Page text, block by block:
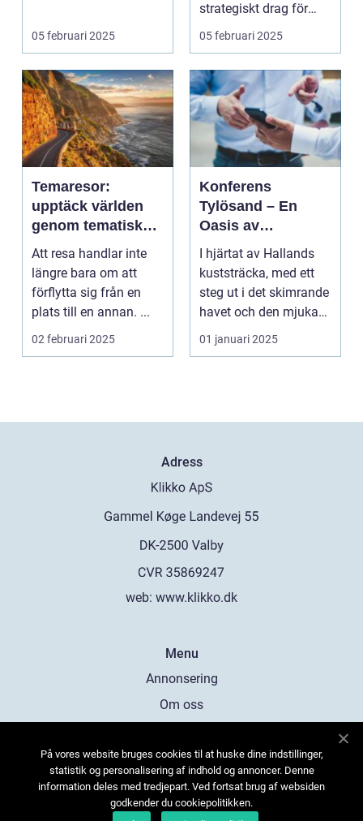
05 februari 2025
strategiskt drag för
företa...
05 februari 2025
Temaresor:
upptäck världen
genom tematiska
upplevelser
Att resa handlar inte
längre bara om att
förflytta sig från en
plats till en annan. ...
02 februari 2025
Konferens
Tylösand – En
Oasis av
Möjligheter
I hjärtat av Hallands
kuststräcka, med ett
steg ut i det skimrande
havet och den mjuka
san...
01 januari 2025
Adress
web: www.klikko.dk
Menu
Annonsering
Om oss
Kontakta oss
Sitemap
På vores website bruges cookies til at huske dine indstillinger,
statistik og personalisering af indhold og annoncer. Denne
information deles med tredjepart. Ved fortsat brug af websiden
godkender du cookiepolitikken.